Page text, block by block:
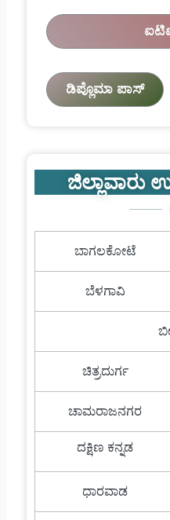
ಡಿಪ್ಲೊಮಾ ಪಾಸ್
ಜಿಲ್ಲಾವಾರು
ಬಾಗಲಕೋಟೆ
ಬೆಳಗಾವಿ
ಚಿತ್ರದುರ್ಗ
ಚಾಮರಾಜನಗರ
ದಕ್ಷಿಣ ಕನ್ನಡ
ಧಾರವಾಡ